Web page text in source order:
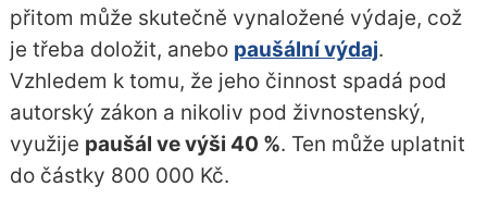
přitom může skutečně vynaložené výdaje, což
je třeba doložit, anebo paušální výdaj.
Vzhledem k tomu, že jeho činnost spadá pod
autorský zákon a nikoliv pod živnostenský,
využije paušál ve výši 40 %. Ten může uplatnit
do částky 800 000 Kč.